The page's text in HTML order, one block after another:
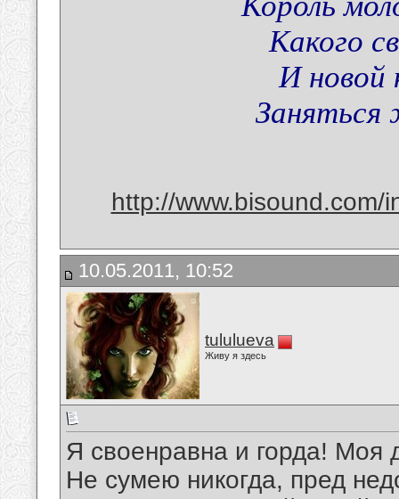
Какого
И новой
Заняться
http://www.bisound.com/
10.05.2011, 10:52
tululueva
Живу я здесь
Я своенравна и горда!
Не сумею никогда, пред